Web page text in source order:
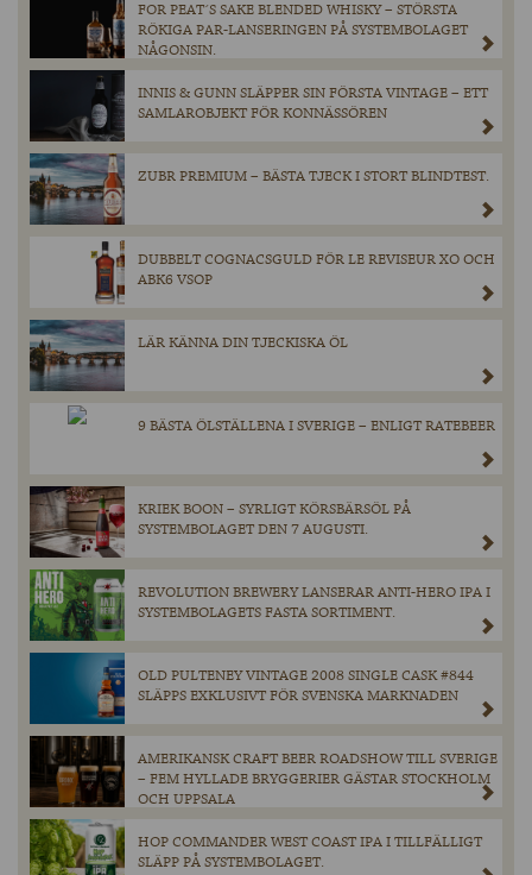
FOR PEAT´S SAKE BLENDED WHISKY – STÖRSTA
RÖKIGA PAR-LANSERINGEN PÅ SYSTEMBOLAGET
NÅGONSIN.
INNIS & GUNN SLÄPPER SIN FÖRSTA VINTAGE – ETT
SAMLAROBJEKT FÖR KONNÄSSÖREN
ZUBR PREMIUM – BÄSTA TJECK I STORT BLINDTEST.
DUBBELT COGNACSGULD FÖR LE REVISEUR XO OCH
ABK6 VSOP
LÄR KÄNNA DIN TJECKISKA ÖL
9 BÄSTA ÖLSTÄLLENA I SVERIGE – ENLIGT RATEBEER
KRIEK BOON – SYRLIGT KÖRSBÄRSÖL PÅ
SYSTEMBOLAGET DEN 7 AUGUSTI.
REVOLUTION BREWERY LANSERAR ANTI-HERO IPA I
SYSTEMBOLAGETS FASTA SORTIMENT.
OLD PULTENEY VINTAGE 2008 SINGLE CASK #844
SLÄPPS EXKLUSIVT FÖR SVENSKA MARKNADEN
AMERIKANSK CRAFT BEER ROADSHOW TILL SVERIGE
– FEM HYLLADE BRYGGERIER GÄSTAR STOCKHOLM
OCH UPPSALA
HOP COMMANDER WEST COAST IPA I TILLFÄLLIGT
SLÄPP PÅ SYSTEMBOLAGET.